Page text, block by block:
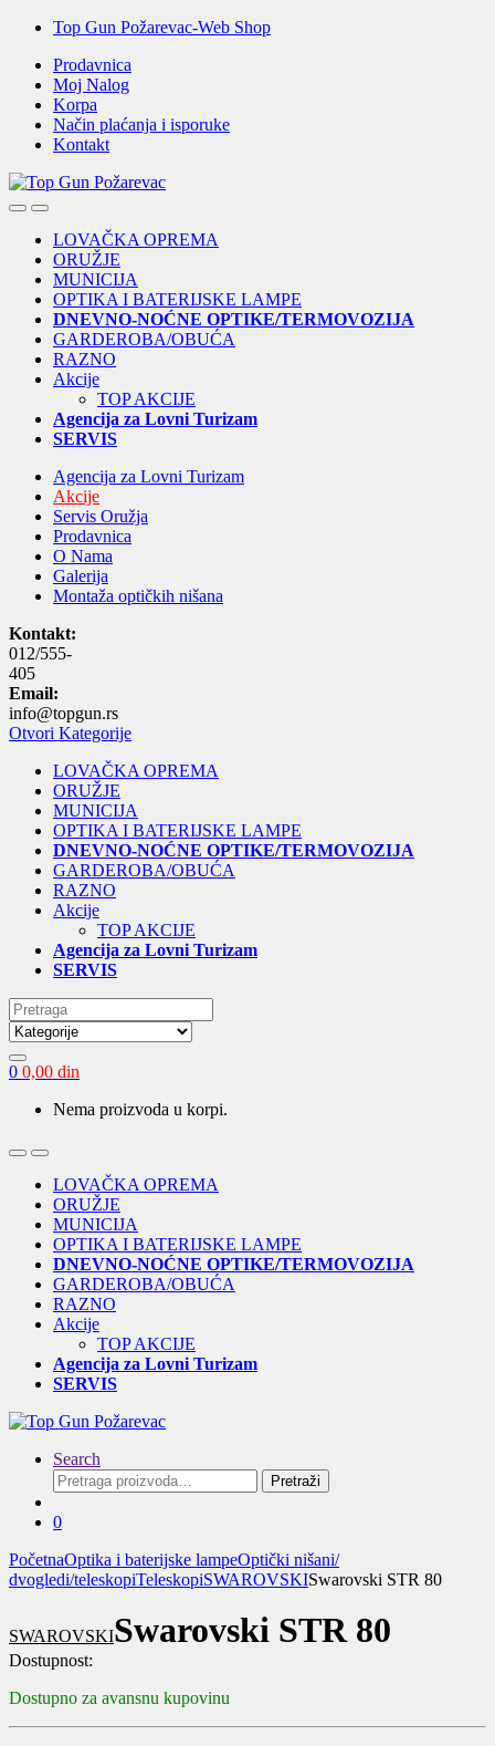
Skip
navigation
Skip
content
Top Gun Požarevac-Web Shop
Prodavnica
Moj Nalog
Korpa
Način plaćanja i isporuke
Kontakt
OpenClose
LOVAČKA OPREMA
ORUŽJE
MUNICIJA
OPTIKA I BATERIJSKE LAMPE
DNEVNO-NOĆNE OPTIKE/TERMOVOZIJA
GARDEROBA/OBUĆA
RAZNO
Akcije
TOP AKCIJE
Agencija za Lovni Turizam
SERVIS
Agencija za Lovni Turizam
Akcije
Servis Oružja
Prodavnica
O Nama
Galerija
Montaža optičkih nišana
Kontakt:
012/555-
405
Email:
info@topgun.rs
Otvori Kategorije
LOVAČKA OPREMA
ORUŽJE
MUNICIJA
OPTIKA I BATERIJSKE LAMPE
DNEVNO-NOĆNE OPTIKE/TERMOVOZIJA
GARDEROBA/OBUĆA
RAZNO
Akcije
TOP AKCIJE
Agencija za Lovni Turizam
SERVIS
Search
for:
0 0,00 din
Nema proizvoda u korpi.
OpenClose
LOVAČKA OPREMA
ORUŽJE
MUNICIJA
OPTIKA I BATERIJSKE LAMPE
DNEVNO-NOĆNE OPTIKE/TERMOVOZIJA
GARDEROBA/OBUĆA
RAZNO
Akcije
TOP AKCIJE
Agencija za Lovni Turizam
SERVIS
Search
Pretraga
za:
Pretraži
0
PočetnaOptika i baterijske lampeOptički nišani/
dvogledi/teleskopiTeleskopiSWAROVSKISwarovski STR 80
SWAROVSKISwarovski STR 80
Dostupnost:
Dostupno za avansnu kupovinu